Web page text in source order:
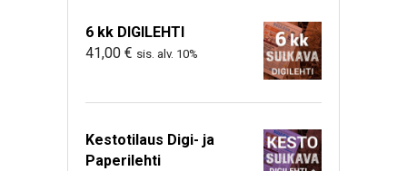
6 kk DIGILEHTI
41,00 € sis. alv. 10%
Kestotilaus Digi- ja
Paperilehti